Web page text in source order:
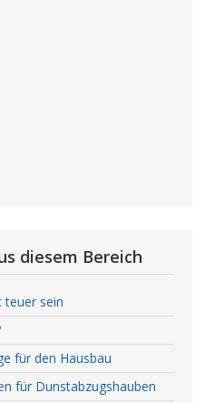
diesem Bereich
teuer sein
für den Hausbau
für Dunstabzugshauben